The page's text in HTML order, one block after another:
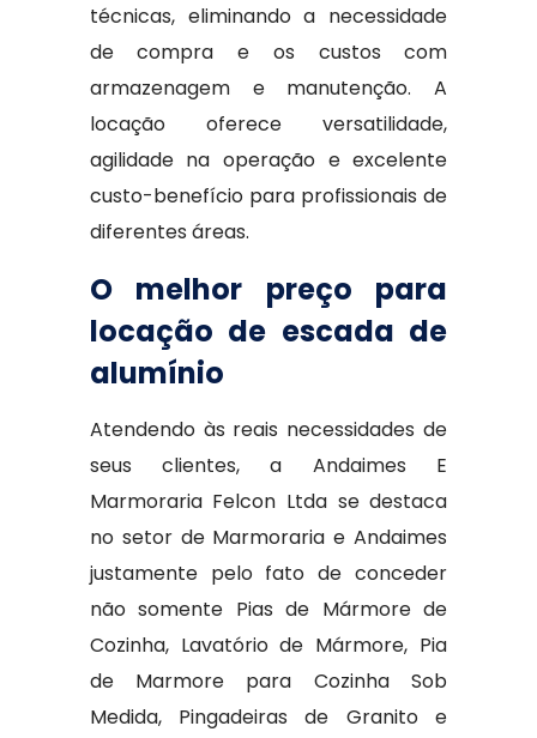
técnicas, eliminando a necessidade
de compra e os custos com
armazenagem e manutenção. A
locação oferece versatilidade,
agilidade na operação e excelente
custo-benefício para profissionais de
diferentes áreas.
O melhor preço para
locação de escada de
alumínio
Atendendo às reais necessidades de
seus clientes, a Andaimes E
Marmoraria Felcon Ltda se destaca
no setor de Marmoraria e Andaimes
justamente pelo fato de conceder
não somente Pias de Mármore de
Cozinha, Lavatório de Mármore, Pia
de Marmore para Cozinha Sob
Medida, Pingadeiras de Granito e